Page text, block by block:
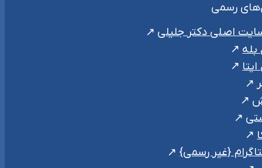
رسمی
اصلی دکتر جلیلی
بله
{غیر رسمی}